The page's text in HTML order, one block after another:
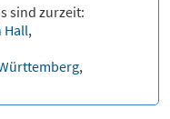
sind zurzeit:
Hall,
,